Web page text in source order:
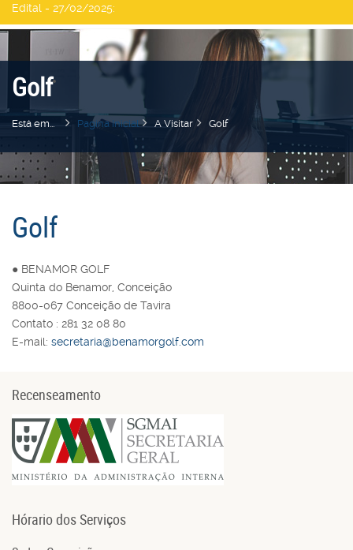
Edital - 27/02/2025:
Golf
Está em... Pagina Inicial A Visitar Golf
Golf
● BENAMOR GOLF
Quinta do Benamor, Conceição
8800-067 Conceição de Tavira
Contato : 281 32 08 80
E-mail: secretaria@benamorgolf.com
Recenseamento
Hórario dos Serviços